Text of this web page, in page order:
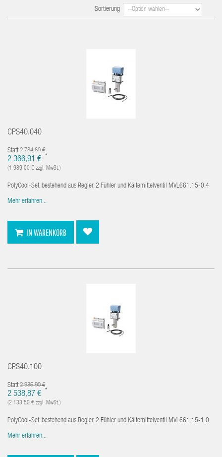
Sortierung
CPS40.040
Statt2 784,60 €
2 366,91 € *
(1 989,00 € zzgl. MwSt.)
PolyCool-Set, bestehend aus Regler, 2 Fühler und Kältemittelventil MVL661.15-0.4
Mehr erfahren...
IN WARENKORB
CPS40.100
Statt2 986,90 €
2 538,87 € *
(2 133,50 € zzgl. MwSt.)
PolyCool-Set, bestehend aus Regler, 2 Fühler und Kältemittelventil MVL661.15-1.0
Mehr erfahren...